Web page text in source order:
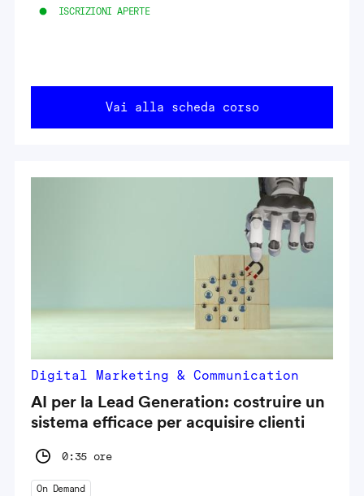
ISCRIZIONI APERTE
Vai alla scheda corso
Digital Marketing & Communication
AI per la Lead Generation: costruire un
sistema efficace per acquisire clienti
0:35 ore
On Demand